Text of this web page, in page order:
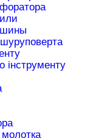
інструменту
молотка